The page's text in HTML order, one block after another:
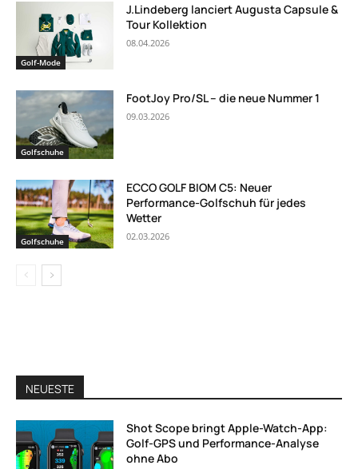
Golf-Mode
J.Lindeberg lanciert Augusta Capsule &
Tour Kollektion
08.04.2026
Golfschuhe
FootJoy Pro/SL – die neue Nummer 1
09.03.2026
Golfschuhe
ECCO GOLF BIOM C5: Neuer
Performance-Golfschuh für jedes
Wetter
02.03.2026
NEUESTE
Shot Scope bringt Apple-Watch-App:
Golf-GPS und Performance-Analyse
ohne Abo